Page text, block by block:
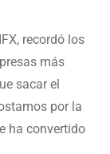
recordó los
más
sacar el
por la
ha convertido